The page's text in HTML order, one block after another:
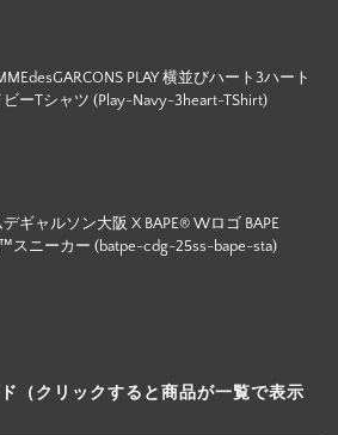
PLAY 横並びハート3ハート
ビーTシャツ (Play-Navy-3heart-TShirt)
デギャルソン大阪 X BAPE®︎ Wロゴ BAPE
スニーカー (batpe-cdg-25ss-bape-sta)
（クリックすると商品が一覧で表示